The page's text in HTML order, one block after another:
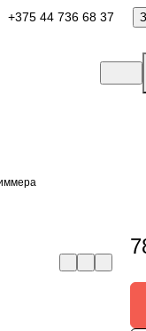
+375 44 736 68 37